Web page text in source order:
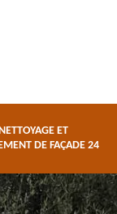
ET
DE FAÇADE 24